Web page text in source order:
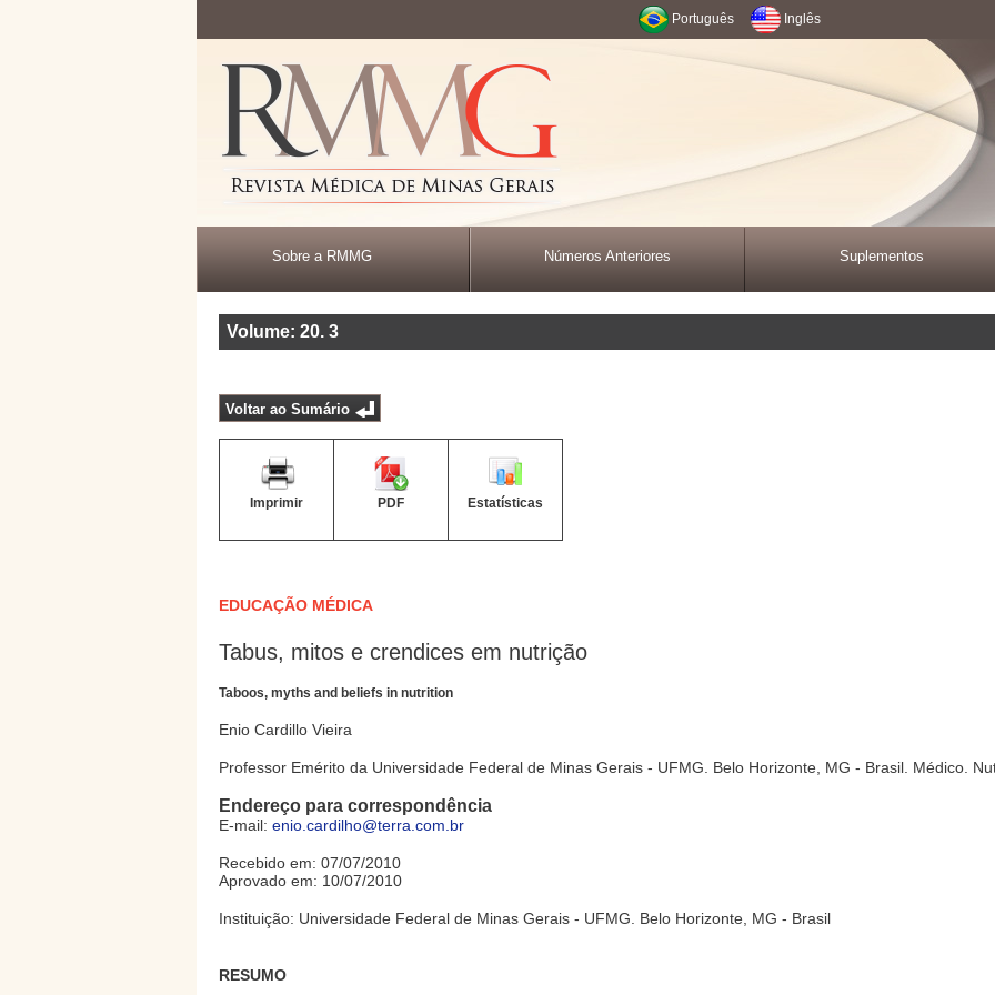
Português Inglês
Sobre a RMMG Números Anteriores Suplementos
Volume: 20. 3
Voltar ao Sumário
Imprimir PDF Estatísticas
EDUCAÇÃO MÉDICA
Tabus, mitos e crendices em nutrição
Taboos, myths and beliefs in nutrition
Enio Cardillo Vieira
Professor Emérito da Universidade Federal de Minas Gerais - UFMG. Belo Horizonte, MG - Brasil. Médico.
Endereço para correspondência
E-mail: enio.cardilho@terra.com.br
Recebido em: 07/07/2010
Aprovado em: 10/07/2010
Instituição: Universidade Federal de Minas Gerais - UFMG. Belo Horizonte, MG - Brasil
RESUMO